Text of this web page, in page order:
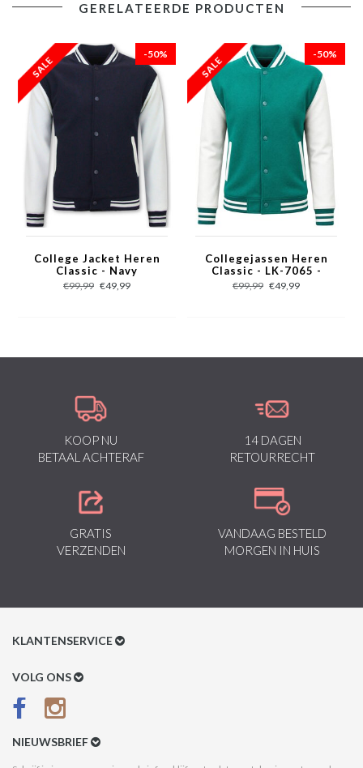
- Baseball Jacket Classic
- Lengte: Kort
- Pasvorm: Slim Fit
- Patroon: Effen
- Sluiting: Drukknopen
- Voering: 100% Polyester
- Zakken: 2 Jaszakken, 1 binnenzak
- Seizoen: Voorjaar / Najaar
- Wasvoorschrift: Stomerij
- Beschikbare Maten: XS - S - M - L - XL
GERELATEERDE PRODUCTEN
-50%
College Jacket Heren
Classic - Navy
€99,99 €49,99
-50%
Collegejassen Heren
Classic - LK-7065 -
Groen
€99,99 €49,99
KOOP NU
BETAAL ACHTERAF
14 DAGEN
RETOURRECHT
GRATIS
VERZENDEN
VANDAAG BESTELD
MORGEN IN HUIS
KLANTENSERVICE
Klantenservice
Betaalmethoden
VOLG ONS
NIEUWSBRIEF